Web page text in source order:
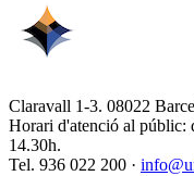
Claravall 1-3. 08022
Horari d'atenció al públic:
14.30h.
Tel. 936 022 200 ·